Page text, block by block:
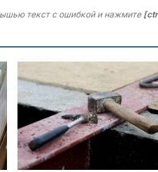
текст с ошибкой и нажмите